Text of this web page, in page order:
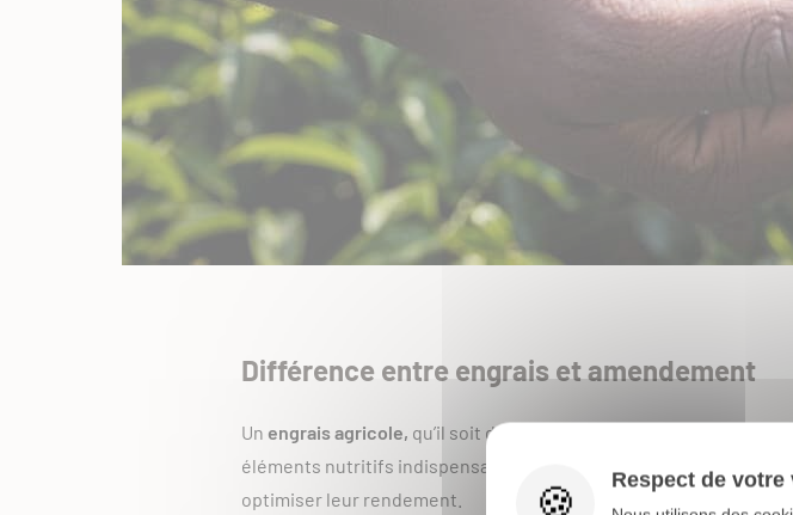
Différence entre engrais et amendement
Un engrais agricole, qu’il soit d’origine organique ou minérale, a
éléments nutritifs indispensables à son développement. Il est
optimiser leur rendement.
Respect de votre